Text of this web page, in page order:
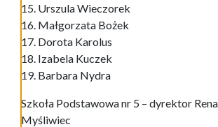
15. Urszula Wieczorek
16. Małgorzata Bożek
17. Dorota Karolus
18. Izabela Kuczek
19. Barbara Nydra
Szkoła Podstawowa nr 5 – dyrektor
Myśliwiec